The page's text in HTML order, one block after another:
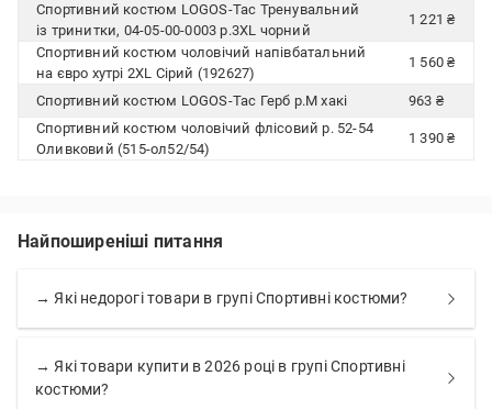
Спортивний костюм LOGOS-Tac Тренувальний
із тринитки, 04-05-00-0003 р.3XL чорний
1 221 ₴
Спортивний костюм чоловічий напівбатальний
на євро хутрі 2XL Сірий (192627)
1 560 ₴
Спортивний костюм LOGOS-Tac Герб р.M хакі
963 ₴
Спортивний костюм чоловічий флісовий р. 52-54
Оливковий (515-ол52/54)
1 390 ₴
Найпоширеніші питання
→ Які недорогі товари в групі Спортивні костюми?
→ Які товари купити в 2026 році в групі Спортивні
костюми?